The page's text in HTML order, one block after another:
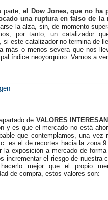
el Dow Jones, que no ha
una ruptura en falso de la
la alza, sin, de momento
por tanto, un catalizador
si este catalizador no termina de
más o menos severa que nos
índice neoyorquino. Vamos a
de VALORES
y es que el mercado no está
que contemplamos, una vez
es el de recortes hacia la zona
la exposición a mercado de
incrementar el riesgo de nuestra
mejor que el propio
de compra, estos valores son: